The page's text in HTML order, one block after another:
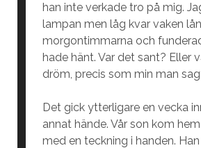
han inte verkade tro på mig.
lampan men låg kvar vaken
morgontimmarna och
hade hänt. Var det sant? Eller
dröm, precis som min man
Det gick ytterligare en vecka
annat hände. Vår son kom
med en teckning i handen.